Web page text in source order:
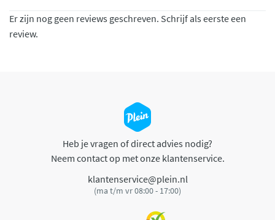
Er zijn nog geen reviews geschreven. Schrijf als eerste een
review.
Heb je vragen of direct advies nodig?
Neem contact op met onze klantenservice.
klantenservice@plein.nl
(ma t/m vr 08:00 - 17:00)